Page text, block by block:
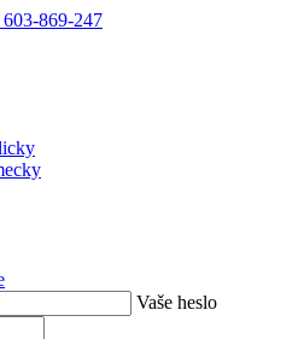
869-247
Vaše heslo